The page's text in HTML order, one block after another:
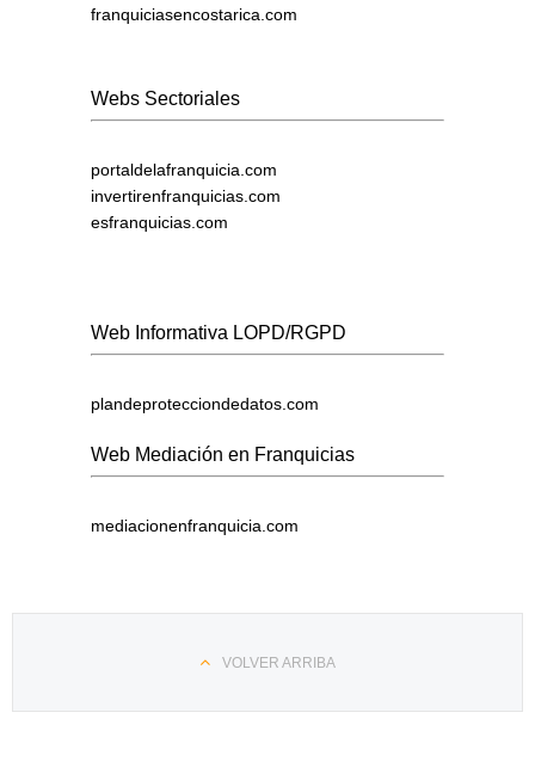
franquiciasencostarica.com
Webs Sectoriales
portaldelafranquicia.com
invertirenfranquicias.com
esfranquicias.com
Web Informativa LOPD/RGPD
plandeprotecciondedatos.com
Web Mediación en Franquicias
mediacionenfranquicia.com
VOLVER ARRIBA